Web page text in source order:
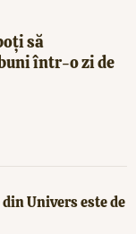
să
într-o zi de
Univers este de